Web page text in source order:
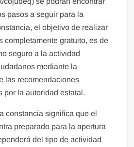
pasos a seguir para la
el objetivo de realizar
completamente gratuito, es de
seguro a la actividad
mediante la
las recomendaciones
por la autoridad estatal.
constancia significa que el
preparado para la apertura
del tipo de actividad